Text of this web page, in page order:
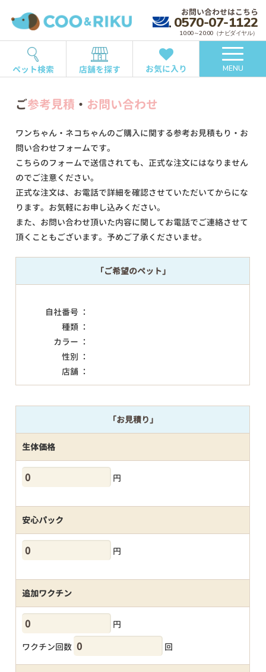
お問い合わせはこちら
0570-07-1122
10:00～20:00（ナビダイヤル）
ペット検索 店舗を探す お気に入り MENU
ご参考見積 ・ お問い合わせ
ワンちゃん・ネコちゃんのご購入に関する参考お見積もり・お
問い合わせフォームです。
こちらのフォームで送信されても、正式な注文にはなりません
のでご注意ください。
正式な注文は、お電話で詳細を確認させていただいてからにな
ります。お気軽にお申し込みください。
また、お問い合わせ頂いた内容に関してお電話でご連絡させて
頂くこともございます。予めご了承くださいませ。
「ご希望のペット」
自社番号 ：
種類 ：
カラー ：
性別 ：
店舗 ：
「お見積り」
生体価格
円
安心パック
円
追加ワクチン
円
ワクチン回数
回